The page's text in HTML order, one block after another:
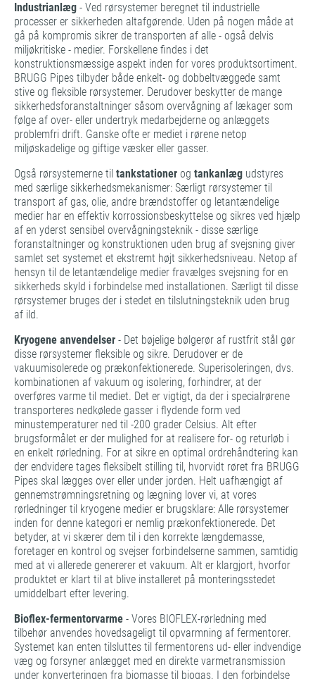
Industrianlæg ­- Ved rørsystemer beregnet til industrielle
processer er sikkerheden altafgørende. Uden på nogen måde at
gå på kompromis sikrer de transporten af alle - også delvis
miljøkritiske - medier. Forskellene findes i det
konstruktionsmæssige aspekt inden for vores produktsortiment.
BRUGG Pipes tilbyder både enkelt- og dobbeltvæggede samt
stive og fleksible rørsystemer. Derudover beskytter de mange
sikkerhedsforanstaltninger såsom overvågning af lækager som
følge af over- eller undertryk medarbejderne og anlæggets
problemfri drift. Ganske ofte er mediet i rørene netop
miljøskadelige og giftige væsker eller gasser.
Også rørsystemerne til tankstationer og tankanlæg udstyres
med særlige sikkerhedsmekanismer: Særligt rørsystemer til
transport af gas, olie, andre brændstoffer og letantændelige
medier har en effektiv korrossionsbeskyttelse og sikres ved hjælp
af en yderst sensibel overvågningsteknik - disse særlige
foranstaltninger og konstruktionen uden brug af svejsning giver
samlet set systemet et ekstremt højt sikkerhedsniveau. Netop af
hensyn til de letantændelige medier fravælges svejsning for en
sikkerheds skyld i forbindelse med installationen. Særligt til disse
rørsystemer bruges der i stedet en tilslutningsteknik uden brug
af ild.
Kryogene anvendelser - Det bøjelige bølgerør af rustfrit stål gør
disse rørsystemer fleksible og sikre. Derudover er de
vakuumisolerede og prækonfektionerede. Superisoleringen, dvs.
kombinationen af vakuum og isolering, forhindrer, at der
overføres varme til mediet. Det er vigtigt, da der i specialrørene
transporteres nedkølede gasser i flydende form ved
minustemperaturer ned til -200 grader Celsius. Alt efter
brugsformålet er der mulighed for at realisere for- og returløb i
en enkelt rørledning. For at sikre en optimal ordrehåndtering kan
der endvidere tages fleksibelt stilling til, hvorvidt røret fra BRUGG
Pipes skal lægges over eller under jorden. Helt uafhængigt af
gennemstrømningsretning og lægning lover vi, at vores
rørledninger til kryogene medier er brugsklare: Alle rørsystemer
inden for denne kategori er nemlig prækonfektionerede. Det
betyder, at vi skærer dem til i den korrekte længdemasse,
foretager en kontrol og svejser forbindelserne sammen, samtidig
med at vi allerede genererer et vakuum. Alt er klargjort, hvorfor
produktet er klart til at blive installeret på monteringsstedet
umiddelbart efter levering.
Bioflex-fermentorvarme - Vores BIOFLEX-rørledning med
tilbehør anvendes hovedsageligt til opvarmning af fermentorer.
Systemet kan enten tilsluttes til fermentorens ud- eller indvendige
væg og forsyner anlægget med en direkte varmetransmission
under konverteringen fra biomasse til biogas. I den forbindelse